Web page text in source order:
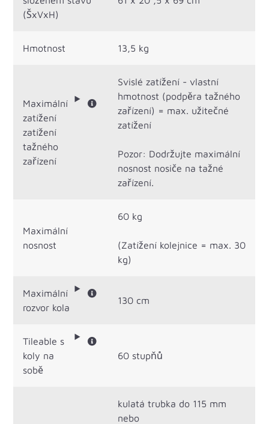
(ŠxVxH)
Hmotnost 13,5 kg
Maximální
zatížení
zatížení
tažného
zařízení
Svislé zatížení - vlastní
hmotnost (podpěra tažného
zařízení) = max. užitečné
zatížení
Pozor: Dodržujte maximální
nosnost nosiče na tažné
zařízení.
Maximální
nosnost
60 kg
(Zatížení kolejnice = max. 30
kg)
Maximální
rozvor kola
130 cm
Tileable s
koly na
sobě
60 stupňů
kulatá trubka do 115 mm
nebo